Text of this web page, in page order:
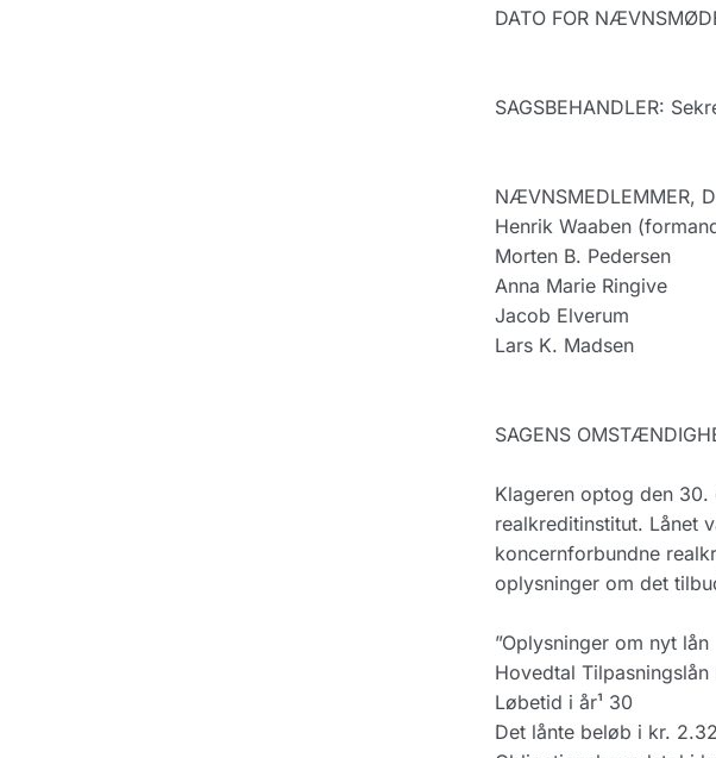
DATO FOR
SAGSBEHANDLER:
NÆVNSMEDLEMMER,
Henrik Waaben
Morten B. Pedersen
Anna Marie Ringive
Jacob Elverum
Lars K. Madsen
SAGENS
Klageren optog den
realkreditinstitut. Lånet
koncernforbundne
oplysninger om det
”Oplysninger om nyt lån
Hovedtal Tilpasningslån
Løbetid i år¹ 30
Det lånte beløb i kr.